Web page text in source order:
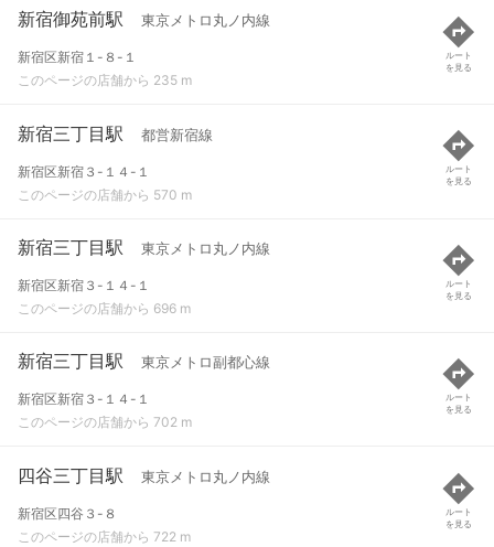
新宿御苑前駅 東京メトロ丸ノ内線
新宿区新宿１-８-１
このページの店舗から 235 m
ルート
を見る
新宿三丁目駅 都営新宿線
新宿区新宿３-１４-１
このページの店舗から 570 m
ルート
を見る
新宿三丁目駅 東京メトロ丸ノ内線
新宿区新宿３-１４-１
このページの店舗から 696 m
ルート
を見る
新宿三丁目駅 東京メトロ副都心線
新宿区新宿３-１４-１
このページの店舗から 702 m
ルート
を見る
四谷三丁目駅 東京メトロ丸ノ内線
新宿区四谷３-８
このページの店舗から 722 m
ルート
を見る